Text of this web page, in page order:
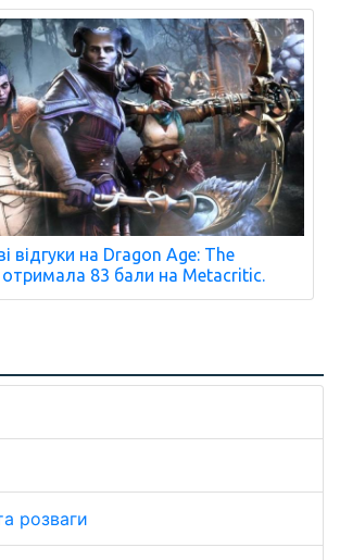
відгуки на Dragon Age: The
отримала 83 бали на Metacritic.
розваги